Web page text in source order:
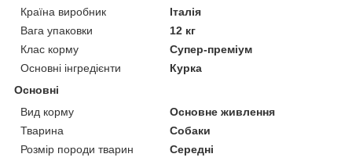
Країна виробник
Італія
Вага упаковки
12 кг
Клас корму
Супер-преміум
Основні інгредієнти
Курка
Основні
Вид корму
Основне живлення
Тварина
Собаки
Розмір породи тварин
Середні